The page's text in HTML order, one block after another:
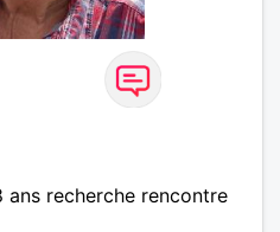
recherche rencontre